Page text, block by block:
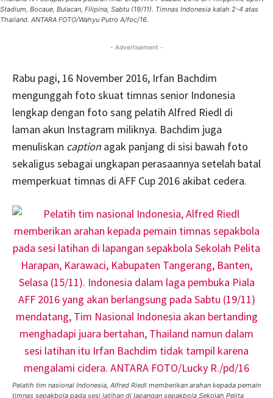
Stadium, Bocaue, Bulacan, Filipina, Sabtu (19/11). Timnas Indonesia kalah 2-4 atas
Thailand. ANTARA FOTO/Wahyu Putro A/foc/16.
- Advertisement -
Rabu pagi, 16 November 2016, Irfan Bachdim
mengunggah foto skuat timnas senior Indonesia
lengkap dengan foto sang pelatih Alfred Riedl di
laman akun Instagram miliknya. Bachdim juga
menuliskan caption agak panjang di sisi bawah foto
sekaligus sebagai ungkapan perasaannya setelah batal
memperkuat timnas di AFF Cup 2016 akibat cedera.
Pelatih tim nasional Indonesia, Alfred Riedl memberikan arahan kepada pemain
timnas sepakbola pada sesi latihan di lapangan sepakbola Sekolah Pelita